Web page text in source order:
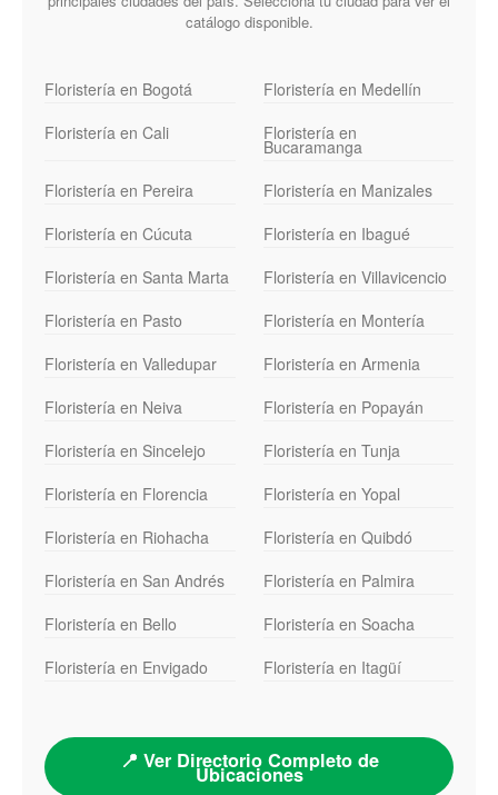
catálogo disponible.
Floristería en Bogotá
Floristería en Medellín
Floristería en Cali
Floristería en
Bucaramanga
Floristería en Pereira
Floristería en Manizales
Floristería en Cúcuta
Floristería en Ibagué
Floristería en Santa Marta
Floristería en Villavicencio
Floristería en Pasto
Floristería en Montería
Floristería en Valledupar
Floristería en Armenia
Floristería en Neiva
Floristería en Popayán
Floristería en Sincelejo
Floristería en Tunja
Floristería en Florencia
Floristería en Yopal
Floristería en Riohacha
Floristería en Quibdó
Floristería en San Andrés
Floristería en Palmira
Floristería en Bello
Floristería en Soacha
Floristería en Envigado
Floristería en Itagüí
📍 Ver Directorio Completo de
Ubicaciones